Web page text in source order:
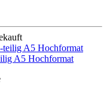
A5 Hochformat